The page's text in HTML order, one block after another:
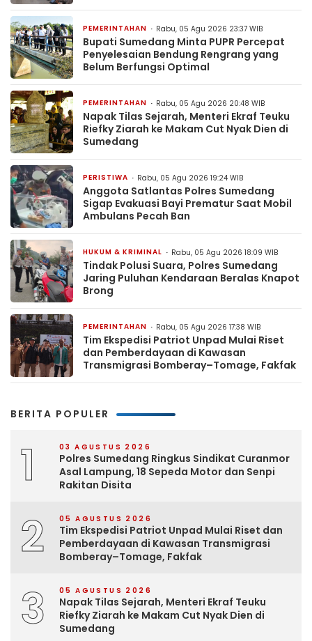
PEMERINTAHAN Rabu, 05 Agu 2026 23:37 WIB
Bupati Sumedang Minta PUPR Percepat
Penyelesaian Bendung Rengrang yang
Belum Berfungsi Optimal
PEMERINTAHAN Rabu, 05 Agu 2026 20:48 WIB
Napak Tilas Sejarah, Menteri Ekraf Teuku
Riefky Ziarah ke Makam Cut Nyak Dien di
Sumedang
PERISTIWA Rabu, 05 Agu 2026 19:24 WIB
Anggota Satlantas Polres Sumedang
Sigap Evakuasi Bayi Prematur Saat Mobil
Ambulans Pecah Ban
HUKUM & KRIMINAL Rabu, 05 Agu 2026 18:09 WIB
Tindak Polusi Suara, Polres Sumedang
Jaring Puluhan Kendaraan Beralas Knapot
Brong
PEMERINTAHAN Rabu, 05 Agu 2026 17:38 WIB
Tim Ekspedisi Patriot Unpad Mulai Riset
dan Pemberdayaan di Kawasan
Transmigrasi Bomberay–Tomage, Fakfak
BERITA POPULER
1 03 AGUSTUS 2026
Polres Sumedang Ringkus Sindikat Curanmor
Asal Lampung, 18 Sepeda Motor dan Senpi
Rakitan Disita
2 05 AGUSTUS 2026
Tim Ekspedisi Patriot Unpad Mulai Riset dan
Pemberdayaan di Kawasan Transmigrasi
Bomberay–Tomage, Fakfak
3 05 AGUSTUS 2026
Napak Tilas Sejarah, Menteri Ekraf Teuku
Riefky Ziarah ke Makam Cut Nyak Dien di
Sumedang